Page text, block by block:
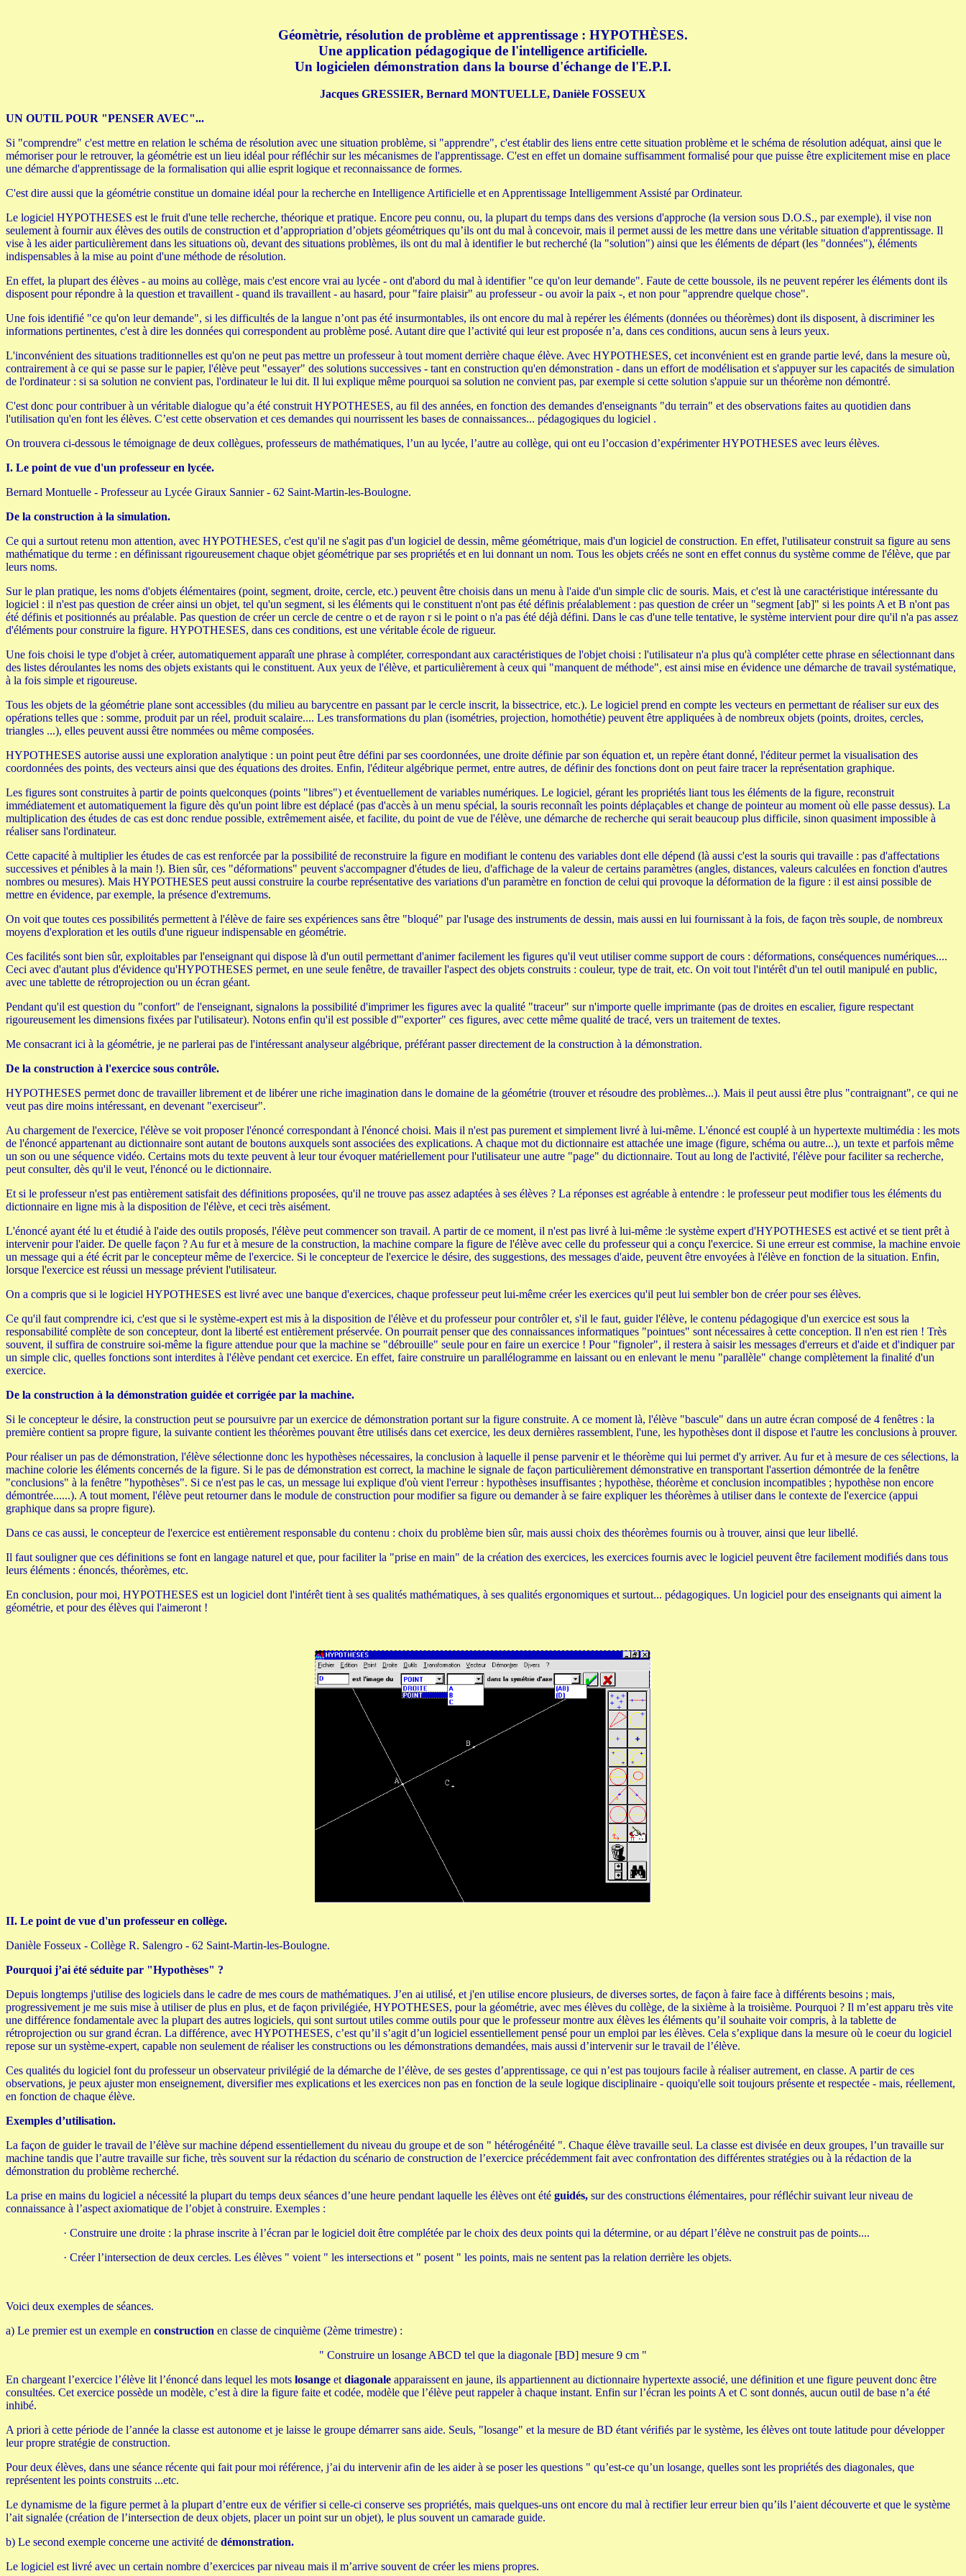
Géomètrie, résolution de problème et apprentissage : HYPOTHÈSES.
Une application pédagogique de l'intelligence artificielle.
Un logicielen démonstration dans la bourse d'échange de l'E.P.I.
Jacques GRESSIER, Bernard MONTUELLE, Danièle FOSSEUX
UN OUTIL POUR "PENSER AVEC"...
Si "comprendre" c'est mettre en relation le schéma de résolution avec une situation problème, si "apprendre", c'est établir des liens entre cette situation problème et le schéma de résolution adéquat, ainsi que le
mémoriser pour le retrouver, la géométrie est un lieu idéal pour réfléchir sur les mécanismes de l'apprentissage. C'est en effet un domaine suffisamment formalisé pour que puisse être explicitement mise en place
une démarche d'apprentissage de la formalisation qui allie esprit logique et reconnaissance de formes.
C'est dire aussi que la géométrie constitue un domaine idéal pour la recherche en Intelligence Artificielle et en Apprentissage Intelligemment Assisté par Ordinateur.
Le logiciel HYPOTHESES est le fruit d'une telle recherche, théorique et pratique. Encore peu connu, ou, la plupart du temps dans des versions d'approche (la version sous D.O.S., par exemple), il vise non
seulement à fournir aux élèves des outils de construction et d’appropriation d’objets géométriques qu’ils ont du mal à concevoir, mais il permet aussi de les mettre dans une véritable situation d'apprentissage. Il
vise à les aider particulièrement dans les situations où, devant des situations problèmes, ils ont du mal à identifier le but recherché (la "solution") ainsi que les éléments de départ (les "données"), éléments
indispensables à la mise au point d'une méthode de résolution.
En effet, la plupart des élèves - au moins au collège, mais c'est encore vrai au lycée - ont d'abord du mal à identifier "ce qu'on leur demande". Faute de cette boussole, ils ne peuvent repérer les éléments dont ils
disposent pour répondre à la question et travaillent - quand ils travaillent - au hasard, pour "faire plaisir" au professeur - ou avoir la paix -, et non pour "apprendre quelque chose".
Une fois identifié "ce qu'on leur demande", si les difficultés de la langue n’ont pas été insurmontables, ils ont encore du mal à repérer les éléments (données ou théorèmes) dont ils disposent, à discriminer les
informations pertinentes, c'est à dire les données qui correspondent au problème posé. Autant dire que l’activité qui leur est proposée n’a, dans ces conditions, aucun sens à leurs yeux.
L'inconvénient des situations traditionnelles est qu'on ne peut pas mettre un professeur à tout moment derrière chaque élève. Avec HYPOTHESES, cet inconvénient est en grande partie levé, dans la mesure où,
contrairement à ce qui se passe sur le papier, l'élève peut "essayer" des solutions successives - tant en construction qu'en démonstration - dans un effort de modélisation et s'appuyer sur les capacités de simulation
de l'ordinateur : si sa solution ne convient pas, l'ordinateur le lui dit. Il lui explique même pourquoi sa solution ne convient pas, par exemple si cette solution s'appuie sur un théorème non démontré.
C'est donc pour contribuer à un véritable dialogue qu’a été construit HYPOTHESES, au fil des années, en fonction des demandes d'enseignants "du terrain" et des observations faites au quotidien dans
l'utilisation qu'en font les élèves. C’est cette observation et ces demandes qui nourrissent les bases de connaissances... pédagogiques du logiciel .
On trouvera ci-dessous le témoignage de deux collègues, professeurs de mathématiques, l’un au lycée, l’autre au collège, qui ont eu l’occasion d’expérimenter HYPOTHESES avec leurs élèves.
I. Le point de vue d'un professeur en lycée.
Bernard Montuelle - Professeur au Lycée Giraux Sannier - 62 Saint-Martin-les-Boulogne.
De la construction à la simulation.
Ce qui a surtout retenu mon attention, avec HYPOTHESES, c'est qu'il ne s'agit pas d'un logiciel de dessin, même géométrique, mais d'un logiciel de construction. En effet, l'utilisateur construit sa figure au sens
mathématique du terme : en définissant rigoureusement chaque objet géométrique par ses propriétés et en lui donnant un nom. Tous les objets créés ne sont en effet connus du système comme de l'élève, que par
leurs noms.
Sur le plan pratique, les noms d'objets élémentaires (point, segment, droite, cercle, etc.) peuvent être choisis dans un menu à l'aide d'un simple clic de souris. Mais, et c'est là une caractéristique intéressante du
logiciel : il n'est pas question de créer ainsi un objet, tel qu'un segment, si les éléments qui le constituent n'ont pas été définis préalablement : pas question de créer un "segment [ab]" si les points A et B n'ont pas
été définis et positionnés au préalable. Pas question de créer un cercle de centre o et de rayon r si le point o n'a pas été déjà défini. Dans le cas d'une telle tentative, le système intervient pour dire qu'il n'a pas assez
d'éléments pour construire la figure. HYPOTHESES, dans ces conditions, est une véritable école de rigueur.
Une fois choisi le type d'objet à créer, automatiquement apparaît une phrase à compléter, correspondant aux caractéristiques de l'objet choisi : l'utilisateur n'a plus qu'à compléter cette phrase en sélectionnant dans
des listes déroulantes les noms des objets existants qui le constituent. Aux yeux de l'élève, et particulièrement à ceux qui "manquent de méthode", est ainsi mise en évidence une démarche de travail systématique,
à la fois simple et rigoureuse.
Tous les objets de la géométrie plane sont accessibles (du milieu au barycentre en passant par le cercle inscrit, la bissectrice, etc.). Le logiciel prend en compte les vecteurs en permettant de réaliser sur eux des
opérations telles que : somme, produit par un réel, produit scalaire.... Les transformations du plan (isométries, projection, homothétie) peuvent être appliquées à de nombreux objets (points, droites, cercles,
triangles ...), elles peuvent aussi être nommées ou même composées.
HYPOTHESES autorise aussi une exploration analytique : un point peut être défini par ses coordonnées, une droite définie par son équation et, un repère étant donné, l'éditeur permet la visualisation des
coordonnées des points, des vecteurs ainsi que des équations des droites. Enfin, l'éditeur algébrique permet, entre autres, de définir des fonctions dont on peut faire tracer la représentation graphique.
Les figures sont construites à partir de points quelconques (points "libres") et éventuellement de variables numériques. Le logiciel, gérant les propriétés liant tous les éléments de la figure, reconstruit
immédiatement et automatiquement la figure dès qu'un point libre est déplacé (pas d'accès à un menu spécial, la souris reconnaît les points déplaçables et change de pointeur au moment où elle passe dessus). La
multiplication des études de cas est donc rendue possible, extrêmement aisée, et facilite, du point de vue de l'élève, une démarche de recherche qui serait beaucoup plus difficile, sinon quasiment impossible à
réaliser sans l'ordinateur.
Cette capacité à multiplier les études de cas est renforcée par la possibilité de reconstruire la figure en modifiant le contenu des variables dont elle dépend (là aussi c'est la souris qui travaille : pas d'affectations
successives et pénibles à la main !). Bien sûr, ces "déformations" peuvent s'accompagner d'études de lieu, d'affichage de la valeur de certains paramètres (angles, distances, valeurs calculées en fonction d'autres
nombres ou mesures). Mais HYPOTHESES peut aussi construire la courbe représentative des variations d'un paramètre en fonction de celui qui provoque la déformation de la figure : il est ainsi possible de
mettre en évidence, par exemple, la présence d'extremums.
On voit que toutes ces possibilités permettent à l'élève de faire ses expériences sans être "bloqué" par l'usage des instruments de dessin, mais aussi en lui fournissant à la fois, de façon très souple, de nombreux
moyens d'exploration et les outils d'une rigueur indispensable en géométrie.
Ces facilités sont bien sûr, exploitables par l'enseignant qui dispose là d'un outil permettant d'animer facilement les figures qu'il veut utiliser comme support de cours : déformations, conséquences numériques....
Ceci avec d'autant plus d'évidence qu'HYPOTHESES permet, en une seule fenêtre, de travailler l'aspect des objets construits : couleur, type de trait, etc. On voit tout l'intérêt d'un tel outil manipulé en public,
avec une tablette de rétroprojection ou un écran géant.
Pendant qu'il est question du "confort" de l'enseignant, signalons la possibilité d'imprimer les figures avec la qualité "traceur" sur n'importe quelle imprimante (pas de droites en escalier, figure respectant
rigoureusement les dimensions fixées par l'utilisateur). Notons enfin qu'il est possible d'"exporter" ces figures, avec cette même qualité de tracé, vers un traitement de textes.
Me consacrant ici à la géométrie, je ne parlerai pas de l'intéressant analyseur algébrique, préférant passer directement de la construction à la démonstration.
De la construction à l'exercice sous contrôle.
HYPOTHESES permet donc de travailler librement et de libérer une riche imagination dans le domaine de la géométrie (trouver et résoudre des problèmes...). Mais il peut aussi être plus "contraignant", ce qui ne
veut pas dire moins intéressant, en devenant "exerciseur".
Au chargement de l'exercice, l'élève se voit proposer l'énoncé correspondant à l'énoncé choisi. Mais il n'est pas purement et simplement livré à lui-même. L'énoncé est couplé à un hypertexte multimédia : les mots
de l'énoncé appartenant au dictionnaire sont autant de boutons auxquels sont associées des explications. A chaque mot du dictionnaire est attachée une image (figure, schéma ou autre...), un texte et parfois même
un son ou une séquence vidéo. Certains mots du texte peuvent à leur tour évoquer matériellement pour l'utilisateur une autre "page" du dictionnaire. Tout au long de l'activité, l'élève pour faciliter sa recherche,
peut consulter, dès qu'il le veut, l'énoncé ou le dictionnaire.
Et si le professeur n'est pas entièrement satisfait des définitions proposées, qu'il ne trouve pas assez adaptées à ses élèves ? La réponses est agréable à entendre : le professeur peut modifier tous les éléments du
dictionnaire en ligne mis à la disposition de l'élève, et ceci très aisément.
L'énoncé ayant été lu et étudié à l'aide des outils proposés, l'élève peut commencer son travail. A partir de ce moment, il n'est pas livré à lui-même :le système expert d'HYPOTHESES est activé et se tient prêt à
intervenir pour l'aider. De quelle façon ? Au fur et à mesure de la construction, la machine compare la figure de l'élève avec celle du professeur qui a conçu l'exercice. Si une erreur est commise, la machine envoie
un message qui a été écrit par le concepteur même de l'exercice. Si le concepteur de l'exercice le désire, des suggestions, des messages d'aide, peuvent être envoyées à l'élève en fonction de la situation. Enfin,
lorsque l'exercice est réussi un message prévient l'utilisateur.
On a compris que si le logiciel HYPOTHESES est livré avec une banque d'exercices, chaque professeur peut lui-même créer les exercices qu'il peut lui sembler bon de créer pour ses élèves.
Ce qu'il faut comprendre ici, c'est que si le système-expert est mis à la disposition de l'élève et du professeur pour contrôler et, s'il le faut, guider l'élève, le contenu pédagogique d'un exercice est sous la
responsabilité complète de son concepteur, dont la liberté est entièrement préservée. On pourrait penser que des connaissances informatiques "pointues" sont nécessaires à cette conception. Il n'en est rien ! Très
souvent, il suffira de construire soi-même la figure attendue pour que la machine se "débrouille" seule pour en faire un exercice ! Pour "fignoler", il restera à saisir les messages d'erreurs et d'aide et d'indiquer par
un simple clic, quelles fonctions sont interdites à l'élève pendant cet exercice. En effet, faire construire un parallélogramme en laissant ou en enlevant le menu "parallèle" change complètement la finalité d'un
exercice.
De la construction à la démonstration guidée et corrigée par la machine.
Si le concepteur le désire, la construction peut se poursuivre par un exercice de démonstration portant sur la figure construite. A ce moment là, l'élève "bascule" dans un autre écran composé de 4 fenêtres : la
première contient sa propre figure, la suivante contient les théorèmes pouvant être utilisés dans cet exercice, les deux dernières rassemblent, l'une, les hypothèses dont il dispose et l'autre les conclusions à prouver.
Pour réaliser un pas de démonstration, l'élève sélectionne donc les hypothèses nécessaires, la conclusion à laquelle il pense parvenir et le théorème qui lui permet d'y arriver. Au fur et à mesure de ces sélections, la
machine colorie les éléments concernés de la figure. Si le pas de démonstration est correct, la machine le signale de façon particulièrement démonstrative en transportant l'assertion démontrée de la fenêtre
"conclusions" à la fenêtre "hypothèses". Si ce n'est pas le cas, un message lui explique d'où vient l'erreur : hypothèses insuffisantes ; hypothèse, théorème et conclusion incompatibles ; hypothèse non encore
démontrée......). A tout moment, l'élève peut retourner dans le module de construction pour modifier sa figure ou demander à se faire expliquer les théorèmes à utiliser dans le contexte de l'exercice (appui
graphique dans sa propre figure).
Dans ce cas aussi, le concepteur de l'exercice est entièrement responsable du contenu : choix du problème bien sûr, mais aussi choix des théorèmes fournis ou à trouver, ainsi que leur libellé.
Il faut souligner que ces définitions se font en langage naturel et que, pour faciliter la "prise en main" de la création des exercices, les exercices fournis avec le logiciel peuvent être facilement modifiés dans tous
leurs éléments : énoncés, théorèmes, etc.
En conclusion, pour moi, HYPOTHESES est un logiciel dont l'intérêt tient à ses qualités mathématiques, à ses qualités ergonomiques et surtout... pédagogiques. Un logiciel pour des enseignants qui aiment la
géométrie, et pour des élèves qui l'aimeront !
II. Le point de vue d'un professeur en collège.
Danièle Fosseux - Collège R. Salengro - 62 Saint-Martin-les-Boulogne.
Pourquoi j’ai été séduite par "Hypothèses" ?
Depuis longtemps j'utilise des logiciels dans le cadre de mes cours de mathématiques. J’en ai utilisé, et j'en utilise encore plusieurs, de diverses sortes, de façon à faire face à différents besoins ; mais,
progressivement je me suis mise à utiliser de plus en plus, et de façon privilégiée, HYPOTHESES, pour la géométrie, avec mes élèves du collège, de la sixième à la troisième. Pourquoi ? Il m’est apparu très vite
une différence fondamentale avec la plupart des autres logiciels, qui sont surtout utiles comme outils pour que le professeur montre aux élèves les éléments qu’il souhaite voir compris, à la tablette de
rétroprojection ou sur grand écran. La différence, avec HYPOTHESES, c’est qu’il s’agit d’un logiciel essentiellement pensé pour un emploi par les élèves. Cela s’explique dans la mesure où le coeur du logiciel
repose sur un système-expert, capable non seulement de réaliser les constructions ou les démonstrations demandées, mais aussi d’intervenir sur le travail de l’élève.
Ces qualités du logiciel font du professeur un observateur privilégié de la démarche de l’élève, de ses gestes d’apprentissage, ce qui n’est pas toujours facile à réaliser autrement, en classe. A partir de ces
observations, je peux ajuster mon enseignement, diversifier mes explications et les exercices non pas en fonction de la seule logique disciplinaire - quoiqu'elle soit toujours présente et respectée - mais, réellement,
en fonction de chaque élève.
Exemples d’utilisation.
La façon de guider le travail de l’élève sur machine dépend essentiellement du niveau du groupe et de son " hétérogénéité ". Chaque élève travaille seul. La classe est divisée en deux groupes, l’un travaille sur
machine tandis que l’autre travaille sur fiche, très souvent sur la rédaction du scénario de construction de l’exercice précédemment fait avec confrontation des différentes stratégies ou à la rédaction de la
démonstration du problème recherché.
La prise en mains du logiciel a nécessité la plupart du temps deux séances d’une heure pendant laquelle les élèves ont été guidés, sur des constructions élémentaires, pour réfléchir suivant leur niveau de
connaissance à l’aspect axiomatique de l’objet à construire. Exemples :
· Construire une droite : la phrase inscrite à l’écran par le logiciel doit être complétée par le choix des deux points qui la détermine, or au départ l’élève ne construit pas de points....
· Créer l’intersection de deux cercles. Les élèves " voient " les intersections et " posent " les points, mais ne sentent pas la relation derrière les objets.
Voici deux exemples de séances.
a) Le premier est un exemple en construction en classe de cinquième (2ème trimestre) :
" Construire un losange ABCD tel que la diagonale [BD] mesure 9 cm "
En chargeant l’exercice l’élève lit l’énoncé dans lequel les mots losange et diagonale apparaissent en jaune, ils appartiennent au dictionnaire hypertexte associé, une définition et une figure peuvent donc être
consultées. Cet exercice possède un modèle, c’est à dire la figure faite et codée, modèle que l’élève peut rappeler à chaque instant. Enfin sur l’écran les points A et C sont donnés, aucun outil de base n’a été
inhibé.
A priori à cette période de l’année la classe est autonome et je laisse le groupe démarrer sans aide. Seuls, "losange" et la mesure de BD étant vérifiés par le système, les élèves ont toute latitude pour développer
leur propre stratégie de construction.
Pour deux élèves, dans une séance récente qui fait pour moi référence, j’ai du intervenir afin de les aider à se poser les questions " qu’est-ce qu’un losange, quelles sont les propriétés des diagonales, que
représentent les points construits ...etc.
Le dynamisme de la figure permet à la plupart d’entre eux de vérifier si celle-ci conserve ses propriétés, mais quelques-uns ont encore du mal à rectifier leur erreur bien qu’ils l’aient découverte et que le système
l’ait signalée (création de l’intersection de deux objets, placer un point sur un objet), le plus souvent un camarade guide.
b) Le second exemple concerne une activité de démonstration.
Le logiciel est livré avec un certain nombre d’exercices par niveau mais il m’arrive souvent de créer les miens propres.